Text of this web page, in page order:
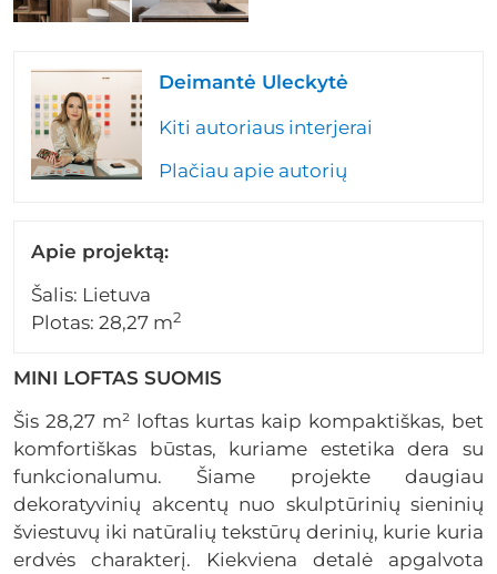
Deimantė Uleckytė
Kiti autoriaus interjerai
Plačiau apie autorių
Apie projektą:
Šalis: Lietuva
Plotas: 28,27 m2
MINI LOFTAS SUOMIS
Šis 28,27 m² loftas kurtas kaip kompaktiškas, bet
komfortiškas būstas, kuriame estetika dera su
funkcionalumu. Šiame projekte daugiau
dekoratyvinių akcentų nuo skulptūrinių sieninių
šviestuvų iki natūralių tekstūrų derinių, kurie kuria
erdvės charakterį. Kiekviena detalė apgalvota